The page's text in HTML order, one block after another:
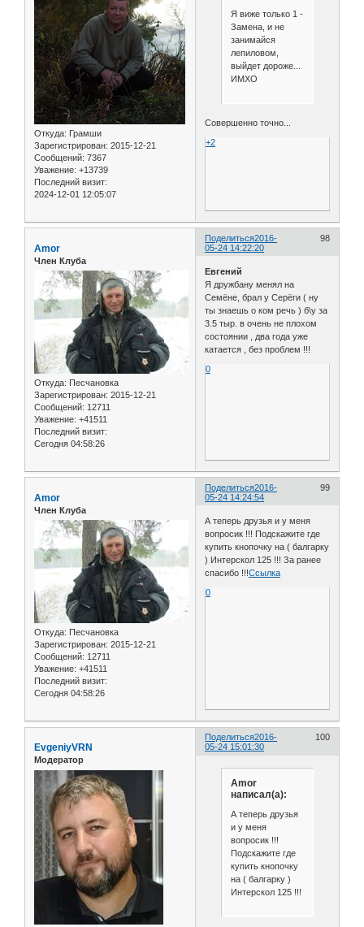
Откуда: Грамши
Зарегистрирован: 2015-12-21
Сообщений: 7367
Уважение: +13739
Последний визит:
2024-12-01 12:05:07
Я виже только 1 -
Замена, и не
занимайся
лепиловом,
выйдет дороже...
ИМХО
Совершенно точно...
+2
Поделиться 98
2016-
05-24 14:22:20
Amor
Член Клуба
Откуда: Песчановка
Зарегистрирован: 2015-12-21
Сообщений: 12711
Уважение: +41511
Последний визит:
Сегодня 04:58:26
Евгений
Я дружбану менял на
Семёне, брал у Серёги ( ну
ты знаешь о ком речь ) б\у за
3.5 тыр. в очень не плохом
состоянии , два года уже
катается , без проблем !!!
0
Поделиться 99
2016-
05-24 14:24:54
Amor
Член Клуба
Откуда: Песчановка
Зарегистрирован: 2015-12-21
Сообщений: 12711
Уважение: +41511
Последний визит:
Сегодня 04:58:26
А теперь друзья и у меня
вопросик !!! Подскажите где
купить кнопочку на ( балгарку
) Интерскол 125 !!! За ранее
спасибо !!!Ссылка
0
Поделиться 100
2016-
05-24 15:01:30
EvgeniyVRN
Модератор
Amor
написал(а):
А теперь друзья
и у меня
вопросик !!!
Подскажите где
купить кнопочку
на ( балгарку )
Интерскол 125 !!!